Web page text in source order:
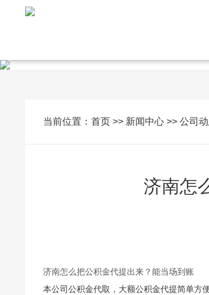
当前位置： 首页 >> 新闻中心 >> 公司
济南怎
济南怎么把公积金代提出来？能当场到账
本公司公积金代取，大额公积金代提简单方